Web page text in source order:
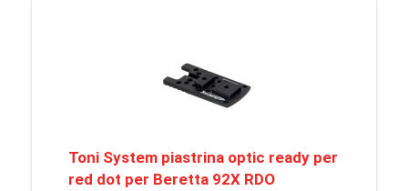
Toni System piastrina optic ready per
red dot per Beretta 92X RDO